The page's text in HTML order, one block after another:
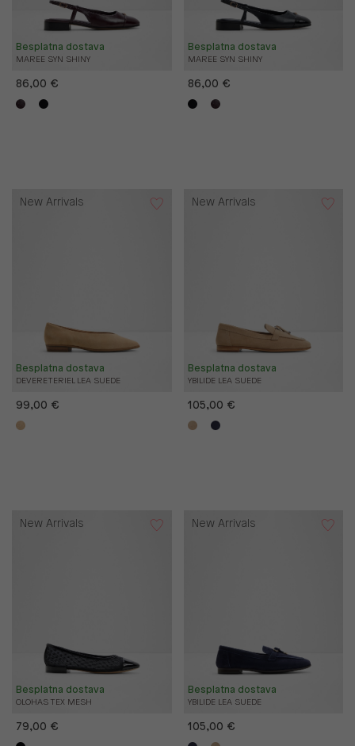
MAREE SYN SHINY
Besplatna dostava
86,00 €
MAREE SYN SHINY
Besplatna dostava
86,00 €
DEVERETERIEL LEA SUEDE
Besplatna dostava
New Arrivals
99,00 €
YBILIDE LEA SUEDE
Besplatna dostava
New Arrivals
105,00 €
OLOHAS TEX MESH
Besplatna dostava
New Arrivals
79,00 €
YBILIDE LEA SUEDE
Besplatna dostava
New Arrivals
105,00 €